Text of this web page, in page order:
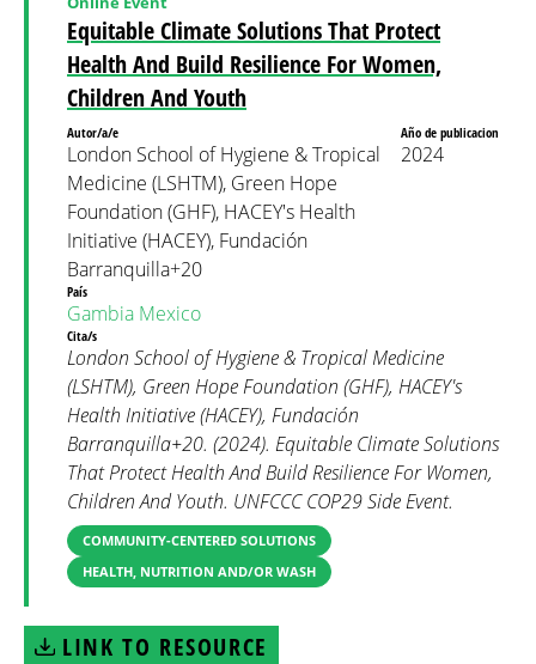
Equitable Climate Solutions That Protect
Health And Build Resilience For Women,
Children And Youth
Autor/a/e
London School of Hygiene & Tropical
Medicine (LSHTM), Green Hope
Foundation (GHF), HACEY's Health
Initiative (HACEY), Fundación
Barranquilla+20
Año de publicacion
2024
País
Gambia Mexico
Cita/s
London School of Hygiene & Tropical Medicine
(LSHTM), Green Hope Foundation (GHF), HACEY's
Health Initiative (HACEY), Fundación
Barranquilla+20. (2024). Equitable Climate Solutions
That Protect Health And Build Resilience For Women,
Children And Youth. UNFCCC COP29 Side Event.
COMMUNITY-CENTERED SOLUTIONS
HEALTH, NUTRITION AND/OR WASH
LINK TO RESOURCE